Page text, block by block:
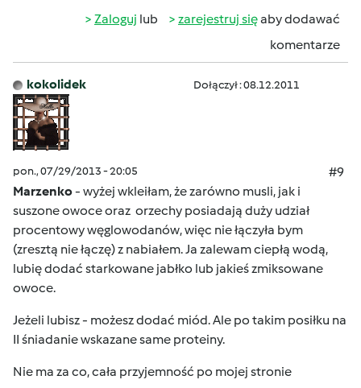
Zaloguj lub zarejestruj sięaby dodawać
komentarze
kokolidek Dołączył : 08.12.2011
pon., 07/29/2013 - 20:05
#9
Marzenko- wyżej wkleiłam, że zarówno musli, jak i
suszone owoce oraz orzechy posiadają duży udział
procentowy węglowodanów, więc nie łączyła bym
(zresztą nie łączę) z nabiałem. Ja zalewam ciepłą wodą,
lubię dodać starkowane jabłko lub jakieś zmiksowane
owoce.
Jeżeli lubisz - możesz dodać miód. Ale po takim posiłku na
II śniadanie wskazane same proteiny.
Nie ma za co, cała przyjemność po mojej stronie